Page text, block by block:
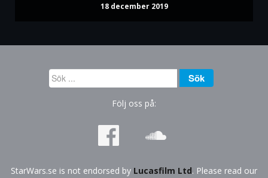
18 december 2019
Sök
...
Sök
Följ oss på:
StarWars.se is not endorsed by Lucasfilm Ltd. Please read our